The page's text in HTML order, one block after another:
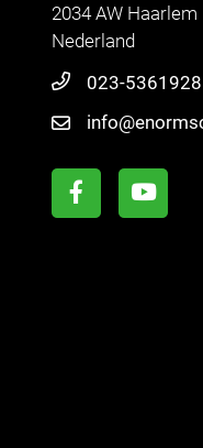
2034 AW Haarlem
Nederland
023-5361928